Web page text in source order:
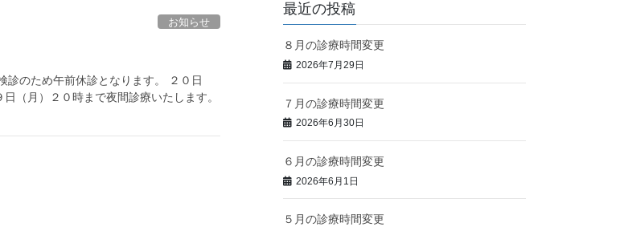
お知らせ
診のため午前休診となります。 ２０日
（月）２０時まで夜間診療いたします。
最近の投稿
８月の診療時間変更
2026年7月29日
７月の診療時間変更
2026年6月30日
６月の診療時間変更
2026年6月1日
５月の診療時間変更